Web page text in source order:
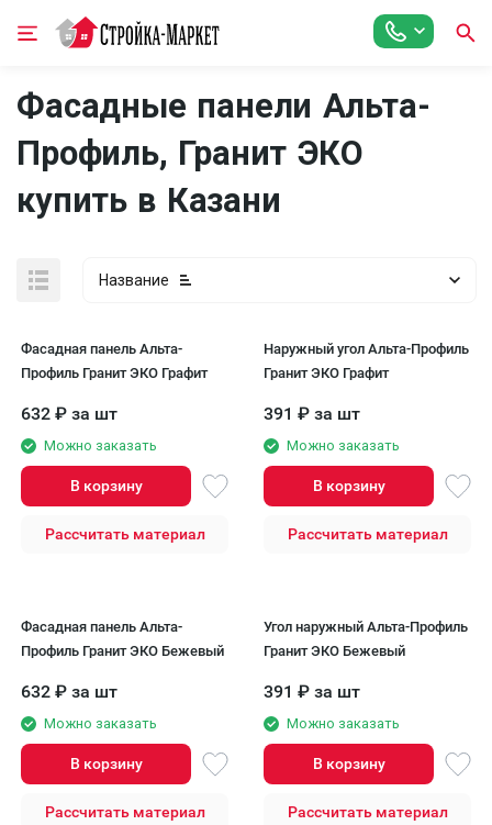
Фасадные панели Альта-
Профиль, Гранит ЭКО
купить в Казани
Название
Фасадная панель Альта-
Профиль Гранит ЭКО Графит
632 ₽ за шт
Можно заказать
В корзину
Рассчитать материал
Наружный угол Альта-Профиль
Гранит ЭКО Графит
391 ₽ за шт
Можно заказать
В корзину
Рассчитать материал
Фасадная панель Альта-
Профиль Гранит ЭКО Бежевый
632 ₽ за шт
Можно заказать
В корзину
Рассчитать материал
Угол наружный Альта-Профиль
Гранит ЭКО Бежевый
391 ₽ за шт
Можно заказать
В корзину
Рассчитать материал